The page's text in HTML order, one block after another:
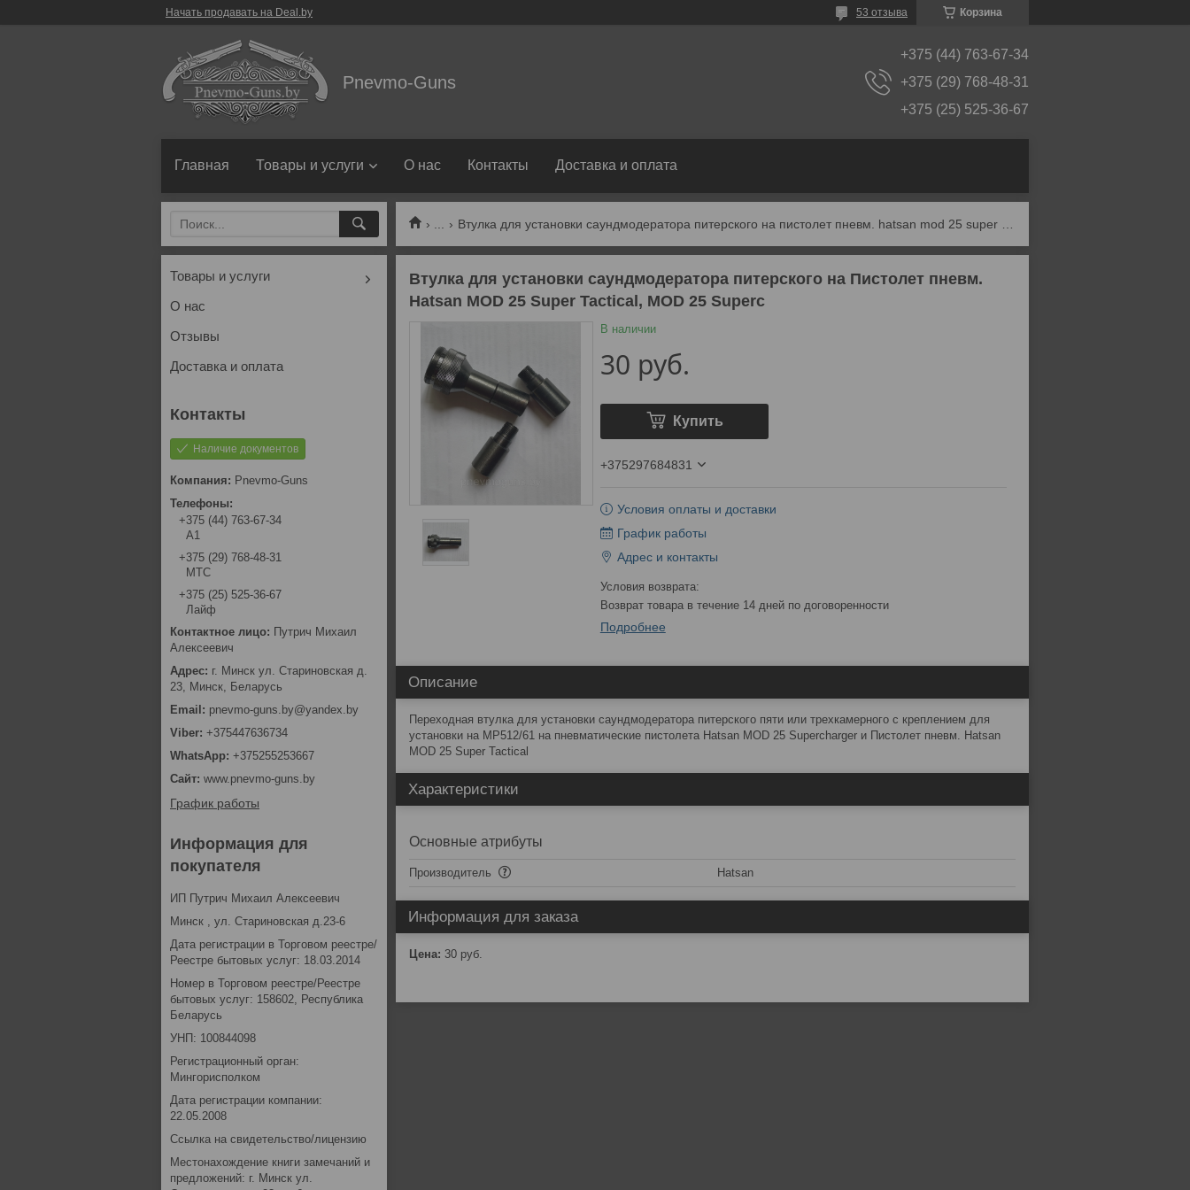
Начать продавать на Deal.by Корзина
53 отзыва
Pnevmo-Guns
+375 (44) 763-67-34
+375 (29) 768-48-31
+375 (25) 525-36-67
Главная Товары и услуги О нас Контакты Доставка и оплата
Втулка для установки саундмодератора питерского на Пистолет пневм.
Hatsan MOD 25 Super Tactical, MOD 25 Superc
В наличии
30 руб.
Купить
+375297684831
Условия оплаты и доставки
График работы
Адрес и контакты
возврат товара в течение 14 дней по договоренности
Подробнее
Описание
Переходная втулка для установки саундмодератора питерского пяти или трехкамерного с креплением для
установки на МР512/61 на пневматические пистолета Hatsan MOD 25 Supercharger и Пистолет пневм. Hatsan
MOD 25 Super Tactical
Характеристики
Основные атрибуты
Производитель Hatsan
Информация для заказа
Цена: 30 руб.
Товары и услуги
О нас
Отзывы
Доставка и оплата
Наличие документов
Pnevmo-Guns
+375 (44) 763-67-34
А1
+375 (29) 768-48-31
МТС
+375 (25) 525-36-67
Лайф
Путрич Михаил
Алексеевич
г. Минск ул. Стариновская д.
23, Минск, Беларусь
pnevmo-guns.by@yandex.by
+375447636734
+375255253667
www.pnevmo-guns.by
График работы
Информация для
покупателя
ИП Путрич Михаил Алексеевич
Минск , ул. Стариновская д.23-6
Дата регистрации в Торговом реестре/
Реестре бытовых услуг: 18.03.2014
Номер в Торговом реестре/Реестре
бытовых услуг: 158602, Республика
Беларусь
УНП: 100844098
Регистрационный орган:
Мингорисполком
Дата регистрации компании:
22.05.2008
Ссылка на свидетельство/лицензию
Местонахождение книги замечаний и
предложений: г. Минск ул.